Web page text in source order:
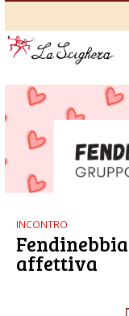
INCONTRO
affettiva